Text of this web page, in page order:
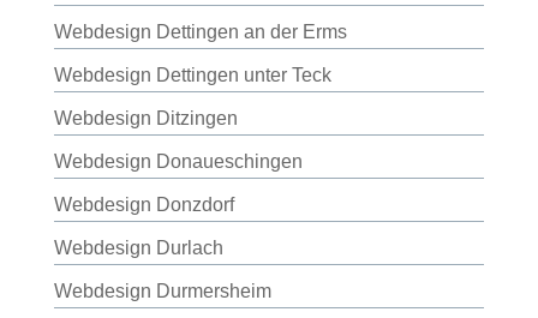
Webdesign Dettingen an der Erms
Webdesign Dettingen unter Teck
Webdesign Ditzingen
Webdesign Donaueschingen
Webdesign Donzdorf
Webdesign Durlach
Webdesign Durmersheim